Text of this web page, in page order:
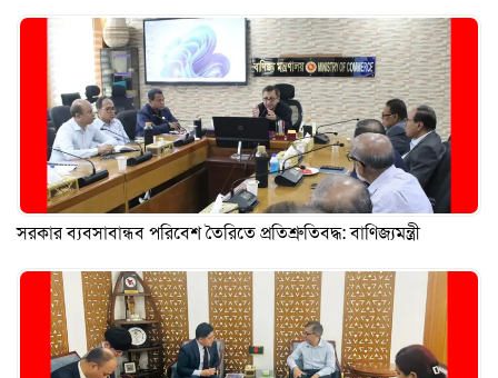
সরকার ব্যবসাবান্ধব পরিবেশ তৈরিতে প্রতিশ্রুতিবদ্ধ: বাণিজ্যমন্ত্রী